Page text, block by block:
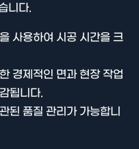
니다.
사용하여 시공 시간을 크
경제적인 면과 현장 작업
됩니다.
된 품질 관리가 가능합니